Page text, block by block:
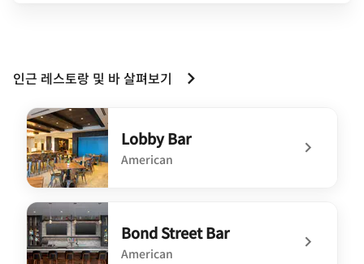
인근 레스토랑 및 바 살펴보기
Lobby Bar
American
undefined Lobby Bar
Bond Street Bar
American